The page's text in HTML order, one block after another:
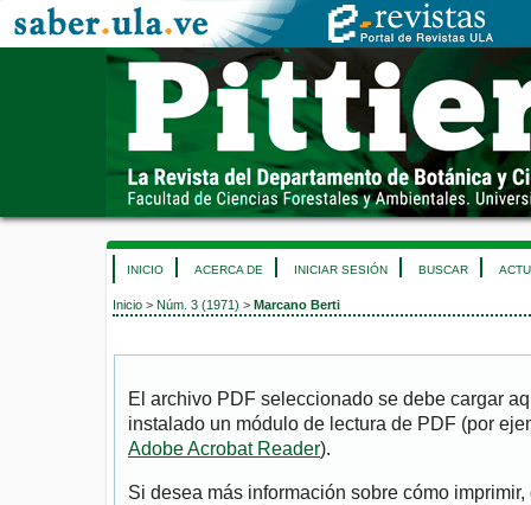
INICIO ACERCA DE INICIAR SESIÓN BUSCAR
Inicio > Núm. 3 (1971) > Marcano Berti
El archivo PDF seleccionado se debe cargar
instalado un módulo de lectura de PDF (por
Adobe Acrobat Reader).
Si desea más información sobre cómo